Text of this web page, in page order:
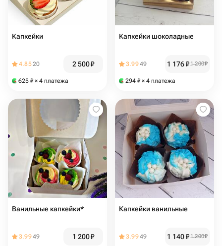
Капкейки
4.8520 2 500₽
625 ₽ × 4 платежа
Капкейки шоколадные
3.9949 1 176₽1 200₽
294 ₽ × 4 платежа
Ванильные капкейки*
3.9949 1 200₽
Капкейки ванильные
3.9949 1 140₽1 200₽